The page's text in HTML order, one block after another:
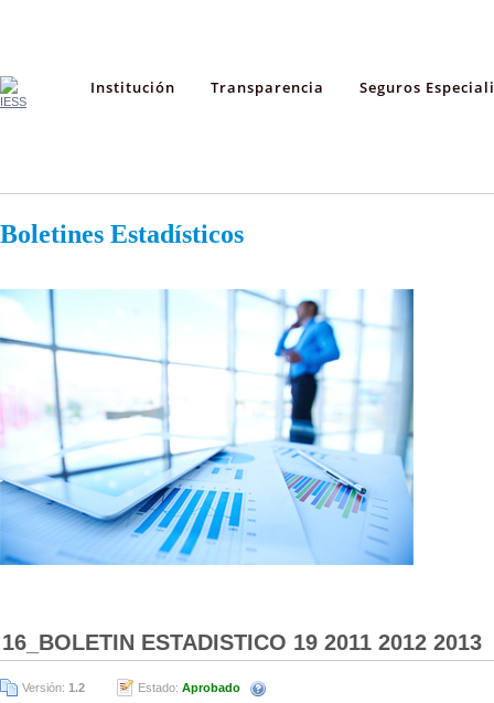
Institución Transparencia Seguros
Boletines Estadísticos
16_BOLETIN ESTADISTICO 19 2011 2012 2013
Versión: 1.2 Estado: Aprobado